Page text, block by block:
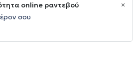
online ραντεβού
σου